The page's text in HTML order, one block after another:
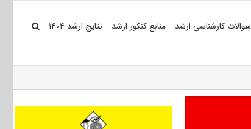
سوالات کارشناسی ارشد منابع کنکور ارشد نتایج ارشد ۱۴۰۴